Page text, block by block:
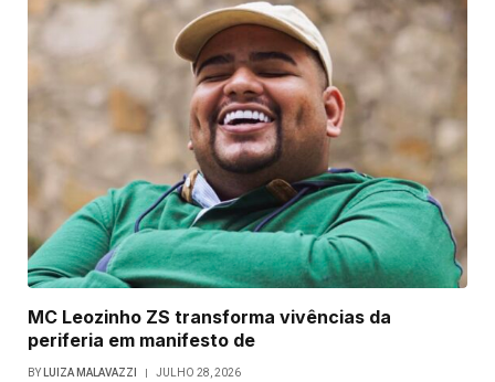
MC Leozinho ZS transforma vivências da
periferia em manifesto de
BY LUIZA MALAVAZZI JULHO 28, 2026